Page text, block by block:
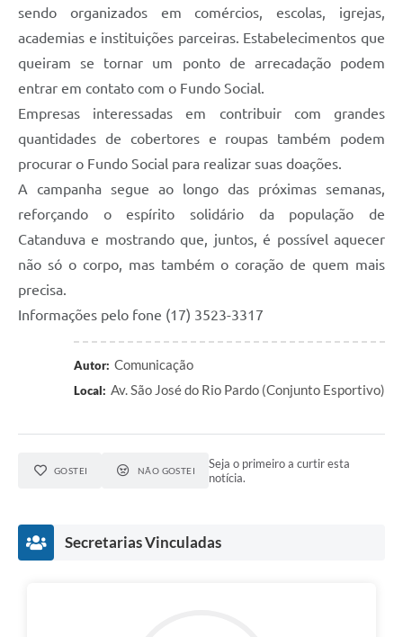
sendo organizados em comércios, escolas, igrejas,
academias e instituições parceiras. Estabelecimentos que
queiram se tornar um ponto de arrecadação podem
entrar em contato com o Fundo Social.
Empresas interessadas em contribuir com grandes
quantidades de cobertores e roupas também podem
procurar o Fundo Social para realizar suas doações.
A campanha segue ao longo das próximas semanas,
reforçando o espírito solidário da população de
Catanduva e mostrando que, juntos, é possível aquecer
não só o corpo, mas também o coração de quem mais
precisa.
Informações pelo fone (17) 3523-3317
Autor: Comunicação
Local: Av. São José do Rio Pardo (Conjunto Esportivo)
GOSTEI NÃO GOSTEI
Seja o primeiro a curtir esta
notícia.
Secretarias Vinculadas